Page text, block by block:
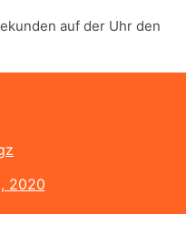
auf der Uhr den
2020